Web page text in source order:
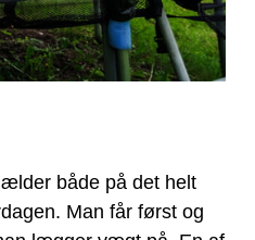
både på det helt
Man får først og